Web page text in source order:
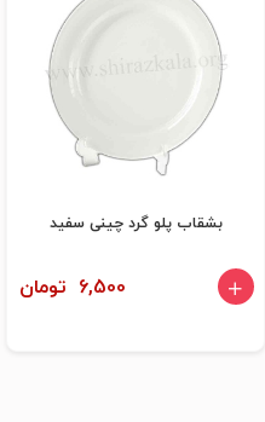
بشقاب پلو گرد چینی سفید
6,500 تومان